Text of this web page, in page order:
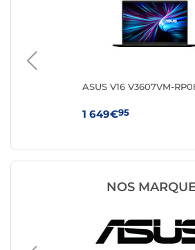
ASUS V16 V3607VM-
1 649€95
NOS